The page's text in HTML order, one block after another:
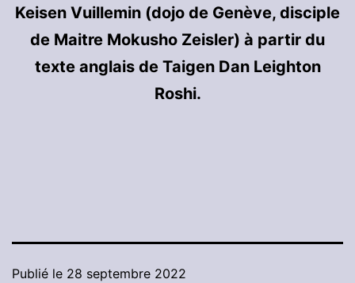
Keisen Vuillemin (dojo de Genève, disciple
de Maitre Mokusho Zeisler) à partir du
texte anglais de Taigen Dan Leighton
Roshi.
Publié le 28 septembre 2022